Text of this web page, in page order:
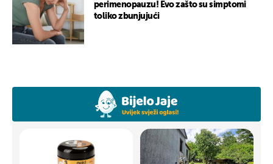
perimenopauzu! Evo zašto su simptomi
toliko zbunjujući